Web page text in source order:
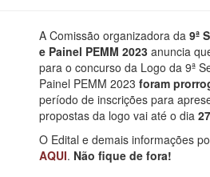
A Comissão organizadora da 9ª
e Painel PEMM 2023anuncia
para o concurso da Logo da 9ª
Painel PEMM 2023 foram
período de inscrições para
propostas da logo vai até o dia
O Edital e demais informações
AQUI. Não fique de fora!